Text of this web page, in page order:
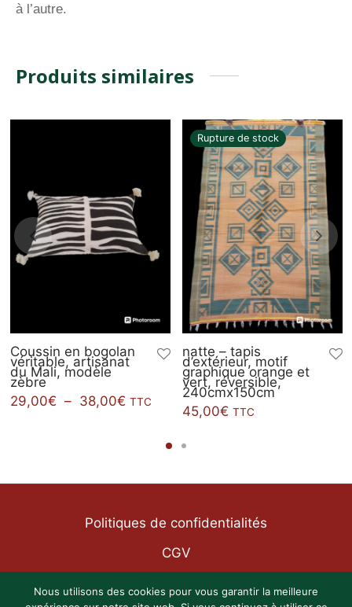
à l’autre.
Produits similaires
Coussin en bogolan
véritable, artisanat
du Mali, modèle
zèbre
29,00€ – 38,00€Plage
TTC
Rupture de stock
natte – tapis
d’extérieur, motif
graphique orange et
vert, réversible,
240cmx150cm
45,00€ TTC
Politiques de confidentialités
CGV
Nous utilisons des cookies pour vous garantir la meilleure